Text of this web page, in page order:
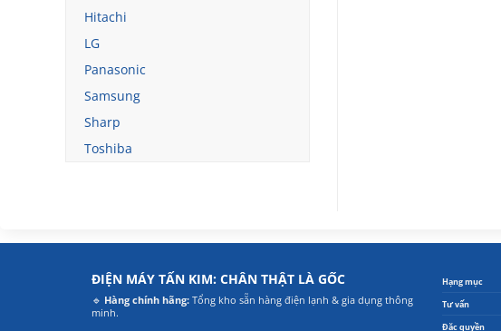
Hitachi
LG
Panasonic
Samsung
Sharp
Toshiba
ĐIỆN MÁY TẤN KIM: CHÂN THẬT LÀ GỐC
🔹 Hàng chính hãng:Tổng kho sẵn hàng điện lạnh & gia dụng thông
minh.
Hạng mục
Tư vấn
Đặc quyền